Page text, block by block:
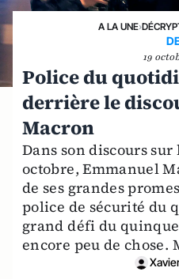
A LA UNE›
19
Police du
derrière le
Macron
Dans son discours
octobre, Emmanuel
de ses grandes
police de sécurité du
grand défi du
encore peu de chose.